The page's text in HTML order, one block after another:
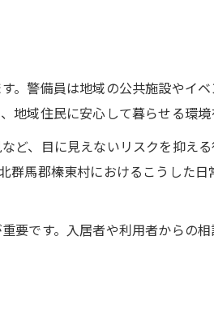
警備員は地域の公共施設やイ
域住民に安心して暮らせる環境
、目に見えないリスクを抑え
馬郡榛東村におけるこうした
です。入居者や利用者からの